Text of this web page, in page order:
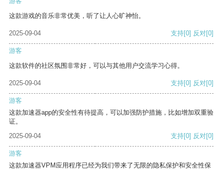
这款游戏的音乐非常优美，听了让人心旷神怡。
2025-09-04 支持[0] 反对[0]
游客
这款软件的社区氛围非常好，可以与其他用户交流学习心得。
2025-09-04 支持[0] 反对[0]
游客
这款加速器app的安全性有待提高，可以加强防护措施，比如增加双重验
证。
2025-09-04
支持[0] 反对[0]
游客
这款加速器VPM应用程序已经为我们带来了无限的隐私保护和安全性保